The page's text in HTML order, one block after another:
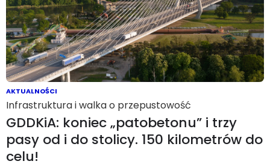
AKTUALNOŚCI
Infrastruktura i walka o przepustowość
GDDKiA: koniec „patobetonu” i trzy
pasy od i do stolicy. 150 kilometrów do
celu!